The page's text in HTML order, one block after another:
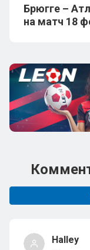
Брюгге –
на матч 18
Halley